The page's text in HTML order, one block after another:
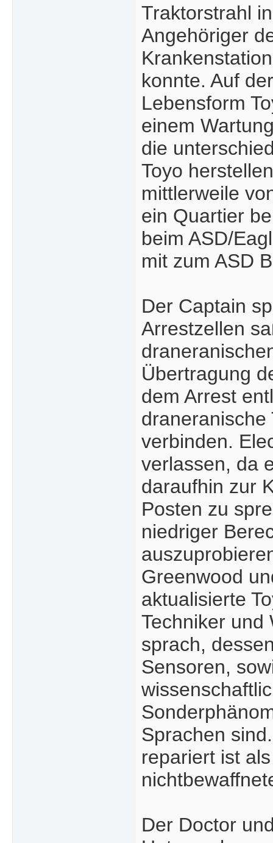
Traktorstrahl
Angehöriger
konnte. Auf
Lebensform
einem
die
Toyo
mittlerweile
ein Quartier
beim ASD/
mit zum ASD
Der Captain
Arrestzellen
Übertragung
dem Arrest
draneranische
verbinden.
verlassen, da
daraufhin zur
Posten zu
niedriger
Greenwood
aktualisierte
Techniker und
sprach,
Sensoren,
Sprachen
repariert ist
Der Doctor